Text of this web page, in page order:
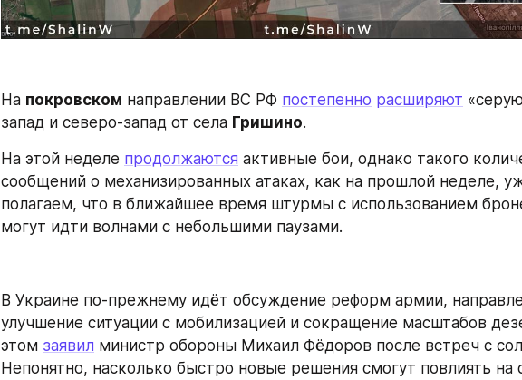
На покровском направлении ВС РФ постепенно расширяют
запад и северо-запад от села Гришино.
На этой неделе продолжаются активные бои, однако такого
сообщений о механизированных атаках, как на прошлой неделе,
полагаем, что в ближайшее время штурмы с использованием
могут идти волнами с небольшими паузами.
В Украине по-прежнему идёт обсуждение реформ армии,
улучшение ситуации с мобилизацией и сокращение масштабов
этом заявил министр обороны Михаил Фёдоров после встреч с
Непонятно, насколько быстро новые решения смогут повлиять на